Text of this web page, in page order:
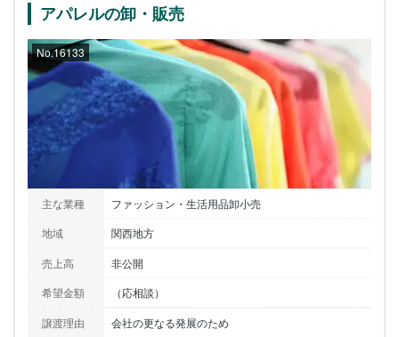
アパレルの卸・販売
No.16133
主な業種
ファッション・生活用品卸小売
地域
関西地方
売上高
非公開
希望金額
（応相談）
譲渡理由
会社の更なる発展のため